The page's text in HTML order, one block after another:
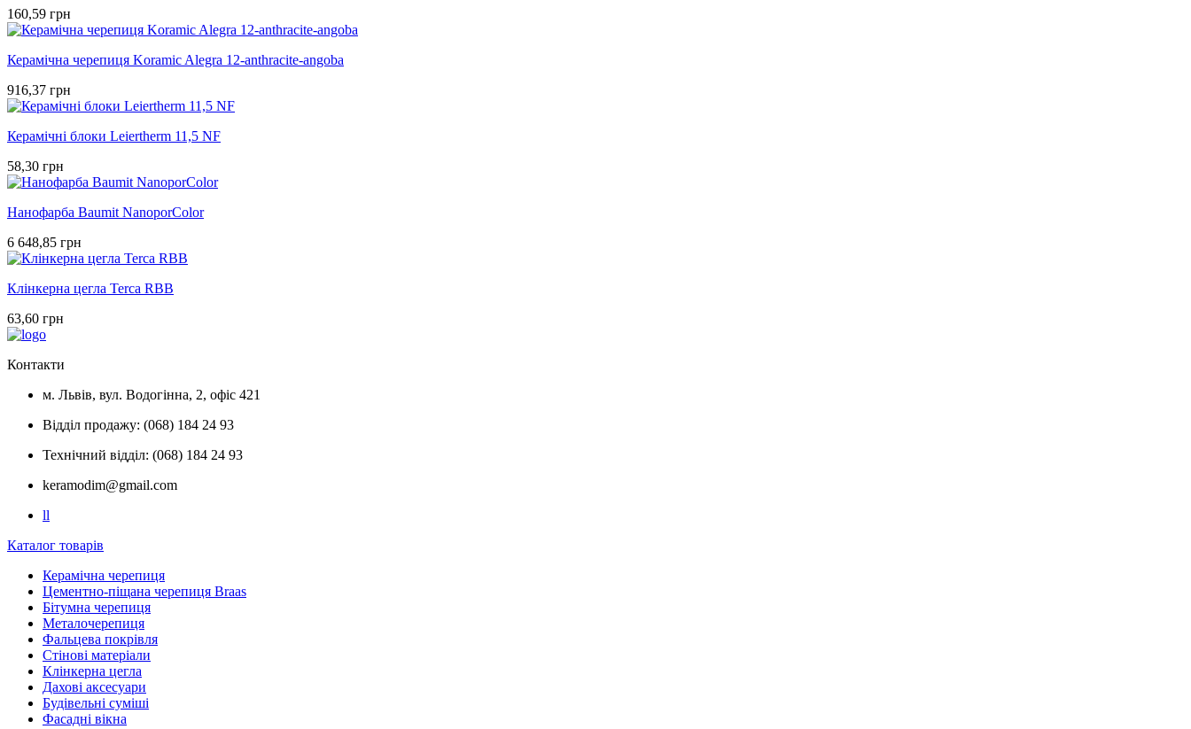
160,59 грн
Керамічна черепиця Koramic Alegra 12-anthracite-angoba
916,37 грн
Керамічні блоки Leiertherm 11,5 NF
58,30 грн
Нанофарба Baumit NanoporColor
6 648,85 грн
Клінкерна цегла Terca RBB
63,60 грн
Контакти
м. Львів, вул. Водогінна, 2, офіс 421
Відділ продажу: (068) 184 24 93
Технічний відділ: (068) 184 24 93
keramodim@gmail.com
ll
Каталог товарів
Керамічна черепиця
Цементно-піщана черепиця Braas
Бітумна черепиця
Металочерепиця
Фальцева покрівля
Стінові матеріали
Клінкерна цегла
Дахові аксесуари
Будівельні суміші
Фасадні вікна